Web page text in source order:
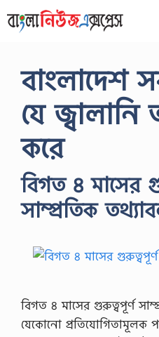
to
বাংলাদেশ
যে
করে
বিগত ৪ মাসের
সাম্প্রতিক
বিগত ৪ মাসের গুরুত্বপূর্ণ
যেকোনো প্রতিযোগিতামূলক